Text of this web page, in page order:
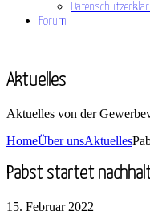
Forum
Aktuelles
Aktuelles von der
HomeÜber unsAktuelles
Pabst startet
15. Februar 2022